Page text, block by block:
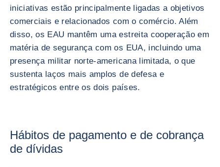
iniciativas estão principalmente ligadas a objetivos
comerciais e relacionados com o comércio. Além
disso, os EAU mantêm uma estreita cooperação em
matéria de segurança com os EUA, incluindo uma
presença militar norte-americana limitada, o que
sustenta laços mais amplos de defesa e
estratégicos entre os dois países.
Hábitos de pagamento e de cobrança
de dívidas